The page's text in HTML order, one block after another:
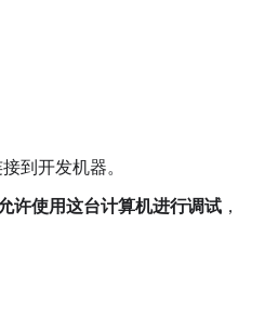
到开发机器。
许使用这台计算机进行调试 ，